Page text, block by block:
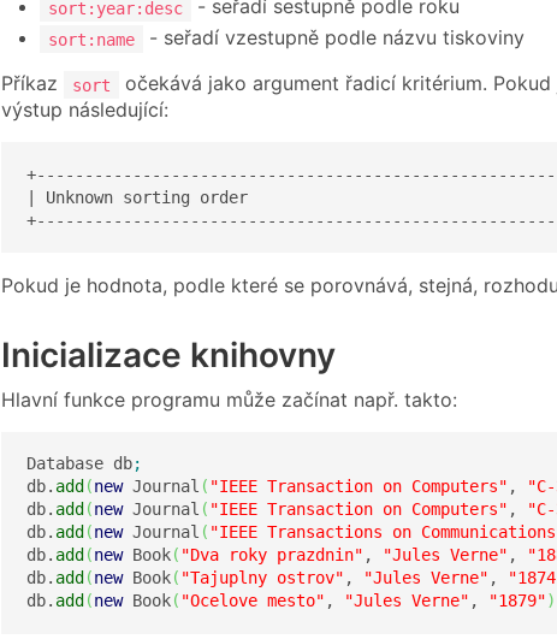
sort:year:desc - seřadí sestupně podle roku
sort:name
- seřadí vzestupně podle názvu tiskoviny
Příkaz
sort
očekává jako argument řadicí kritérium.
výstup následující:
| Unknown sorting order
Pokud je hodnota, podle které se porovnává, stejná,
Inicializace knihovny
Hlavní funkce programu může začínat např. takto:
Database db;
db. add (new Journal ( "IEEE Transaction on Computers" ,
db. add (new Journal ( "IEEE Transaction on Computers" ,
db. add (new Journal ( "IEEE Transactions on
db. add (new Book( "Dva roky prazdnin" , "Jules Verne" ,
db. add (new Book( "Tajuplny ostrov" , "Jules Verne" ,
db. add (new Book( "Ocelove mesto" , "Jules Verne" , "1879")